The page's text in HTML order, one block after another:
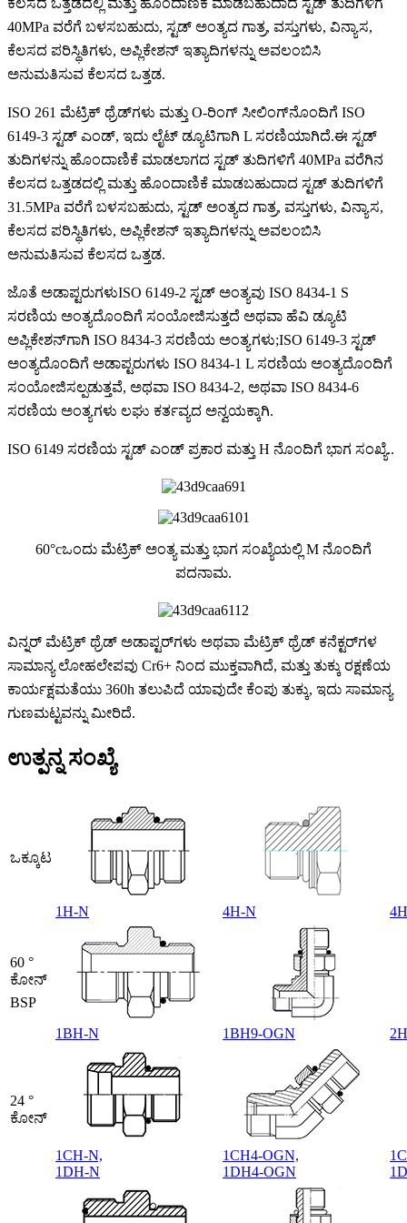
40MPa ವರೆಗೆ ಬಳಸಬಹುದು, ಸ್ಟಡ್ ಅಂತ್ಯದ ಗಾತ್ರ, ವಸ್ತುಗಳು, ವಿನ್ಯಾಸ,
ಕೆಲಸದ ಪರಿಸ್ಥಿತಿಗಳು, ಅಪ್ಲಿಕೇಶನ್ ಇತ್ಯಾದಿಗಳನ್ನು ಅವಲಂಬಿಸಿ
ಅನುಮತಿಸುವ ಕೆಲಸದ ಒತ್ತಡ.
ISO 261 ಮೆಟ್ರಿಕ್ ಥ್ರೆಡ್‌ಗಳು ಮತ್ತು O-ರಿಂಗ್ ಸೀಲಿಂಗ್‌ನೊಂದಿಗೆ ISO
6149-3 ಸ್ಟಡ್ ಎಂಡ್, ಇದು ಲೈಟ್ ಡ್ಯೂಟಿಗಾಗಿ L ಸರಣಿಯಾಗಿದೆ.ಈ ಸ್ಟಡ್
ತುದಿಗಳನ್ನು ಹೊಂದಾಣಿಕೆ ಮಾಡಲಾಗದ ಸ್ಟಡ್ ತುದಿಗಳಿಗೆ 40MPa ವರೆಗಿನ
ಕೆಲಸದ ಒತ್ತಡದಲ್ಲಿ ಮತ್ತು ಹೊಂದಾಣಿಕೆ ಮಾಡಬಹುದಾದ ಸ್ಟಡ್ ತುದಿಗಳಿಗೆ
31.5MPa ವರೆಗೆ ಬಳಸಬಹುದು, ಸ್ಟಡ್ ಅಂತ್ಯದ ಗಾತ್ರ, ವಸ್ತುಗಳು, ವಿನ್ಯಾಸ,
ಕೆಲಸದ ಪರಿಸ್ಥಿತಿಗಳು, ಅಪ್ಲಿಕೇಶನ್ ಇತ್ಯಾದಿಗಳನ್ನು ಅವಲಂಬಿಸಿ
ಅನುಮತಿಸುವ ಕೆಲಸದ ಒತ್ತಡ.
ಜೊತೆ ಅಡಾಪ್ಟರುಗಳುISO 6149-2 ಸ್ಟಡ್ ಅಂತ್ಯವು ISO 8434-1 S
ಸರಣಿಯ ಅಂತ್ಯದೊಂದಿಗೆ ಸಂಯೋಜಿಸುತ್ತದೆ ಅಥವಾ ಹೆವಿ ಡ್ಯೂಟಿ
ಅಪ್ಲಿಕೇಶನ್‌ಗಾಗಿ ISO 8434-3 ಸರಣಿಯ ಅಂತ್ಯಗಳು;ISO 6149-3 ಸ್ಟಡ್
ಅಂತ್ಯದೊಂದಿಗೆ ಅಡಾಪ್ಟರುಗಳು ISO 8434-1 L ಸರಣಿಯ ಅಂತ್ಯದೊಂದಿಗೆ
ಸಂಯೋಜಿಸಲ್ಪಡುತ್ತವೆ, ಅಥವಾ ISO 8434-2, ಅಥವಾ ISO 8434-6
ಸರಣಿಯ ಅಂತ್ಯಗಳು ಲಘು ಕರ್ತವ್ಯದ ಅನ್ವಯಕ್ಕಾಗಿ.
ISO 6149 ಸರಣಿಯ ಸ್ಟಡ್ ಎಂಡ್ ಪ್ರಕಾರ ಮತ್ತು H ನೊಂದಿಗೆ ಭಾಗ ಸಂಖ್ಯೆ..
60°cಒಂದು ಮೆಟ್ರಿಕ್ ಅಂತ್ಯ ಮತ್ತು ಭಾಗ ಸಂಖ್ಯೆಯಲ್ಲಿ M ನೊಂದಿಗೆ
ಪದನಾಮ.
ವಿನ್ನರ್ ಮೆಟ್ರಿಕ್ ಥ್ರೆಡ್ ಅಡಾಪ್ಟರ್‌ಗಳು ಅಥವಾ ಮೆಟ್ರಿಕ್ ಥ್ರೆಡ್ ಕನೆಕ್ಟರ್‌ಗಳ
ಸಾಮಾನ್ಯ ಲೋಹಲೇಪವು Cr6+ ನಿಂದ ಮುಕ್ತವಾಗಿದೆ, ಮತ್ತು ತುಕ್ಕು ರಕ್ಷಣೆಯ
ಕಾರ್ಯಕ್ಷಮತೆಯು 360h ತಲುಪಿದೆ ಯಾವುದೇ ಕೆಂಪು ತುಕ್ಕು, ಇದು ಸಾಮಾನ್ಯ
ಗುಣಮಟ್ಟವನ್ನು ಮೀರಿದೆ.
ಉತ್ಪನ್ನ ಸಂಖ್ಯೆ
ಒಕ್ಕೂಟ
1H-N 4H-N
60 °
ಕೋನ್
BSP
1BH-N
1BH9-OGN
24 °
ಕೋನ್
1CH-N,
1DH-N
1CH4-OGN,
1DH4-OGN